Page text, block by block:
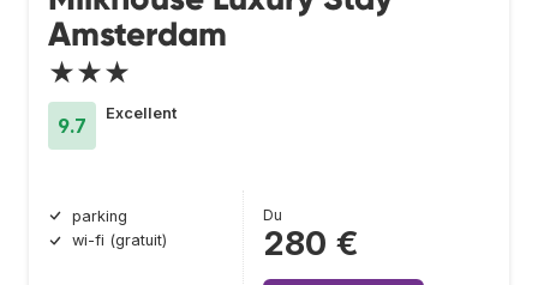
Amsterdam
★★★
9.7
Excellent
parking
wi-fi (gratuit)
Du
280 €